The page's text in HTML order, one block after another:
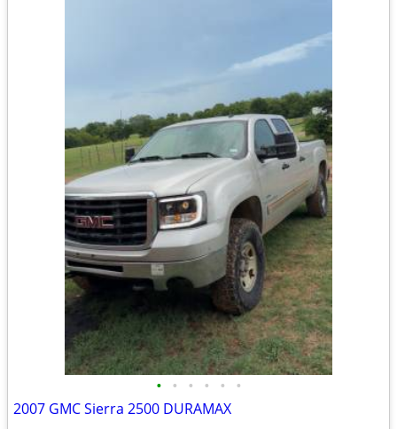
• • • • • •
2007 GMC Sierra 2500 DURAMAX